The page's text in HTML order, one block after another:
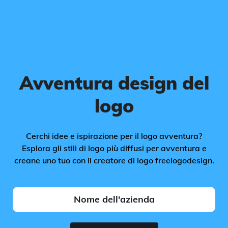
Avventura design del
logo
Cerchi idee e ispirazione per il logo avventura?
Esplora gli stili di logo più diffusi per avventura e
creane uno tuo con il creatore di logo freelogodesign.